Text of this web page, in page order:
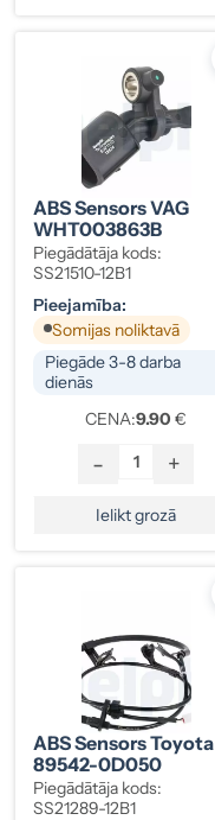
ABS Sensors VAG
WHT003863B
Piegādātāja kods:
SS21510-12B1
Pieejamība:
Somijas noliktavā
Piegāde 3-8 darba
dienās
CENA:9.90 €
- +
Ielikt grozā
ABS Sensors Toyota
89542-0D050
Piegādātāja kods:
SS21289-12B1